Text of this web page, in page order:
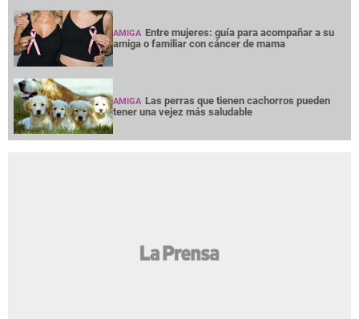
AMIGA Entre mujeres: guía para acompañar a su
amiga o familiar con cáncer de mama
AMIGA Las perras que tienen cachorros pueden
tener una vejez más saludable